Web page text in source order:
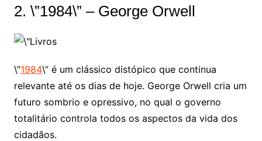
2. \”1984\” – George Orwell
\”1984\” é um clássico distópico que continua
relevante até os dias de hoje. George Orwell cria um
futuro sombrio e opressivo, no qual o governo
totalitário controla todos os aspectos da vida dos
cidadãos.